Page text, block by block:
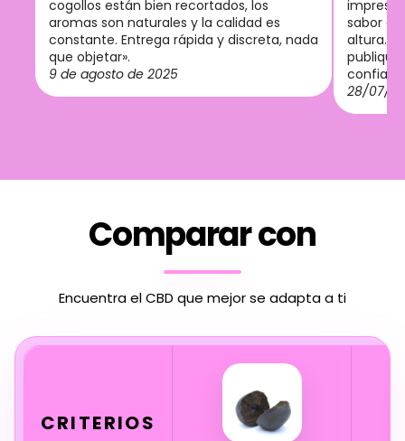
cogollos están bien recortados, los
aromas son naturales y la calidad es
constante. Entrega rápida y discreta, nada
que objetar».
9 de agosto de 2025
sabor
altura.
28/07/
Comparar con
Encuentra el CBD que mejor se adapta a ti
CRITERIOS